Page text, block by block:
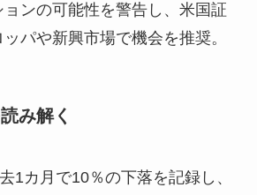
ンの可能性を警告し、米国証
パや新興市場で機会を推奨。
み解く
1カ月で10％の下落を記録し、